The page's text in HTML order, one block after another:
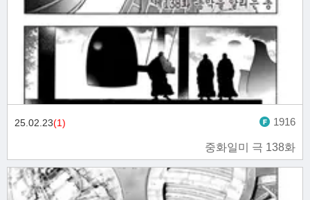
중화일미 극 138화
25.02.23(1) 1916